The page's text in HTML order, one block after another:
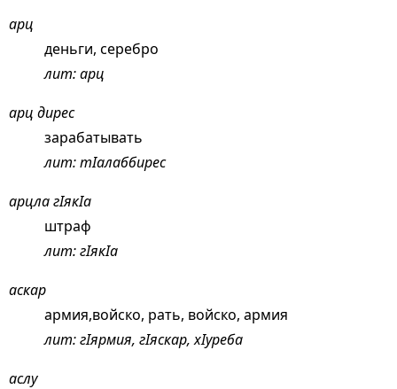
арц
деньги, серебро
лит: арц
арц дирес
зарабатывать
лит: тIалаббирес
арцла гIякIа
штраф
лит: гIякIа
аскар
армия,войско, рать, войско, армия
лит: гIярмия, гIяскар, хIуреба
аслу